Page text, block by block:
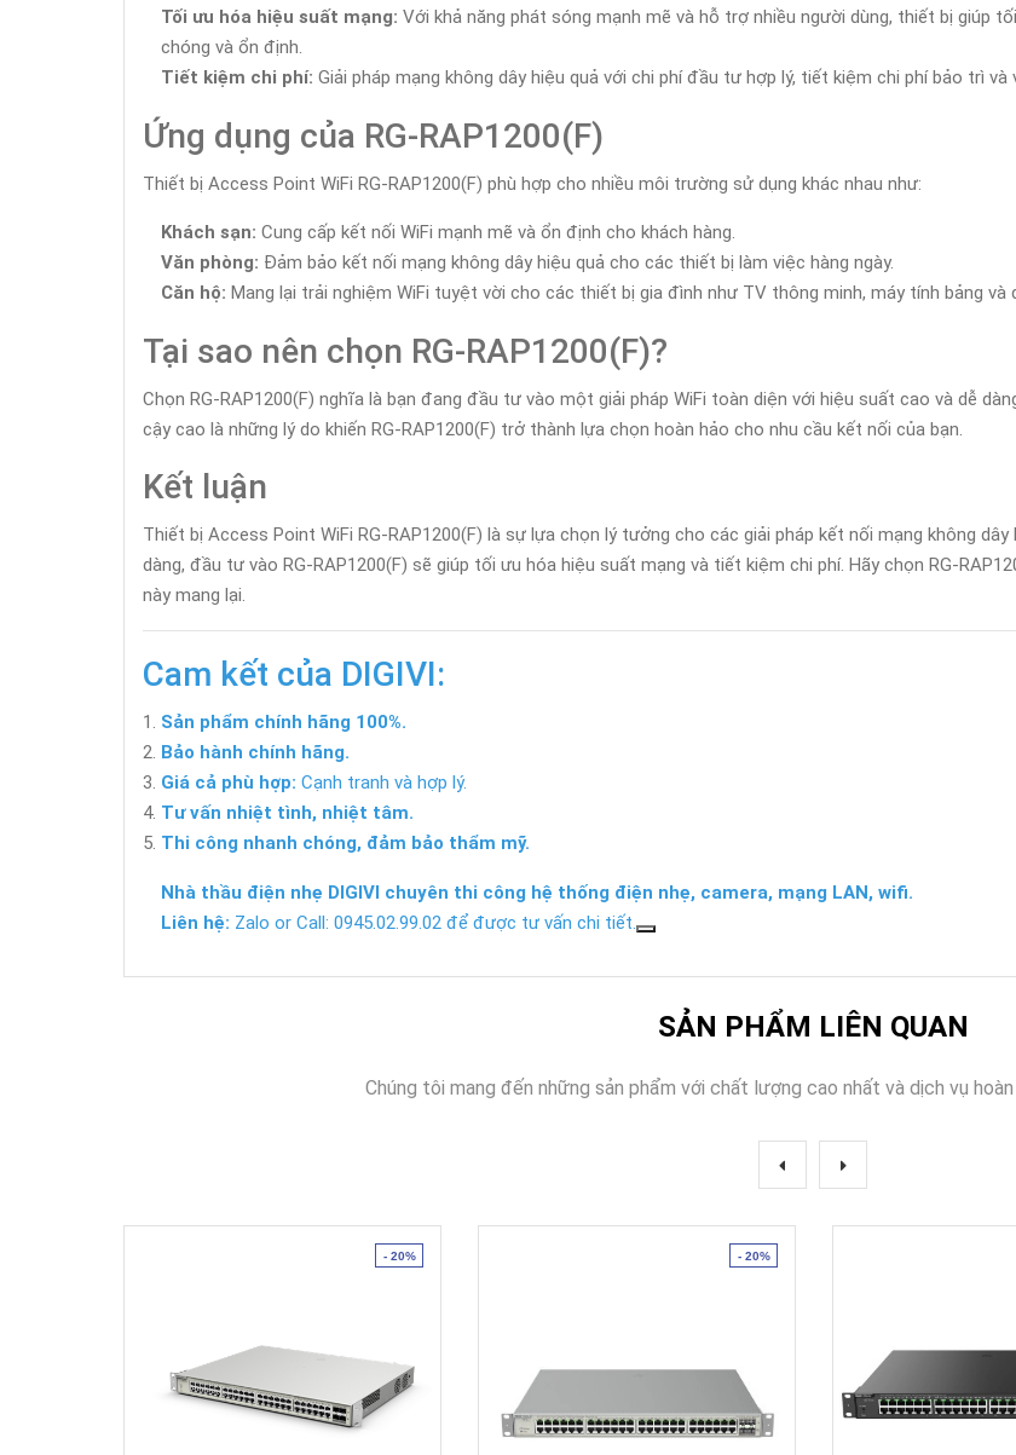
Tối ưu hóa hiệu suất mạng: Với khả năng phát sóng mạnh mẽ và hỗ trợ nhiều người dùng, thiết bị giúp
chóng và ổn định.
Tiết kiệm chi phí: Giải pháp mạng không dây hiệu quả với chi phí đầu tư hợp lý, tiết kiệm chi phí bảo trì và
Ứng dụng của RG-RAP1200(F)
Thiết bị Access Point WiFi RG-RAP1200(F) phù hợp cho nhiều môi trường sử dụng khác nhau như:
Khách sạn: Cung cấp kết nối WiFi mạnh mẽ và ổn định cho khách hàng.
Văn phòng: Đảm bảo kết nối mạng không dây hiệu quả cho các thiết bị làm việc hàng ngày.
Căn hộ: Mang lại trải nghiệm WiFi tuyệt vời cho các thiết bị gia đình như TV thông minh, máy tính bảng và
Tại sao nên chọn RG-RAP1200(F)?
Chọn RG-RAP1200(F) nghĩa là bạn đang đầu tư vào một giải pháp WiFi toàn diện với hiệu suất cao và dễ
cậy cao là những lý do khiến RG-RAP1200(F) trở thành lựa chọn hoàn hảo cho nhu cầu kết nối của bạn.
Kết luận
Thiết bị Access Point WiFi RG-RAP1200(F) là sự lựa chọn lý tưởng cho các giải pháp kết nối mạng không
dàng, đầu tư vào RG-RAP1200(F) sẽ giúp tối ưu hóa hiệu suất mạng và tiết kiệm chi phí. Hãy chọn RG-
này mang lại.
Cam kết của DIGIVI:
Sản phẩm chính hãng 100%.
Bảo hành chính hãng.
Giá cả phù hợp: Cạnh tranh và hợp lý.
Tư vấn nhiệt tình, nhiệt tâm.
Thi công nhanh chóng, đảm bảo thẩm mỹ.
Nhà thầu điện nhẹ DIGIVI chuyên thi công hệ thống điện nhẹ, camera, mạng LAN, wifi.
Liên hệ: Zalo or Call: 0945.02.99.02 để được tư vấn chi tiết.
SẢN PHẨM LIÊN QUAN
Chúng tôi mang đến những sản phẩm với chất lượng cao nhất và dịch vụ
- 20% - 20%